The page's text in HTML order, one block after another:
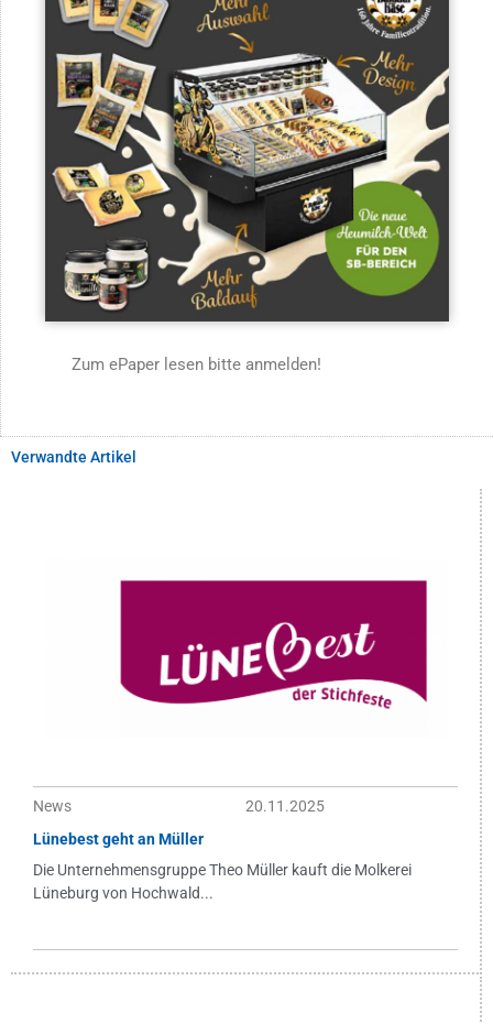
Zum ePaper lesen bitte anmelden!
Verwandte Artikel
News
20.11.2025
Lünebest geht an Müller
Die Unternehmensgruppe Theo Müller kauft die Molkerei
Lüneburg von Hochwald...